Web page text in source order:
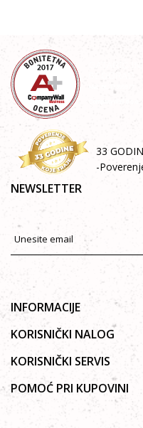
33
-
NEWSLETTER
INFORMACIJE
O nama
Galerija
Saradnja
KORISNIČKI NALOG
Uputsvo za registraciju
Zaboravljena lozinka
Moja korpa
KORISNIČKI SERVIS
Politika privatnosti
Autorska prava
Uslovi korišćenja
POMOĆ PRI KUPOVINI
Kako kupiti Online